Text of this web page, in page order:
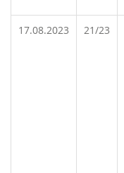
17.08.2023 21/23